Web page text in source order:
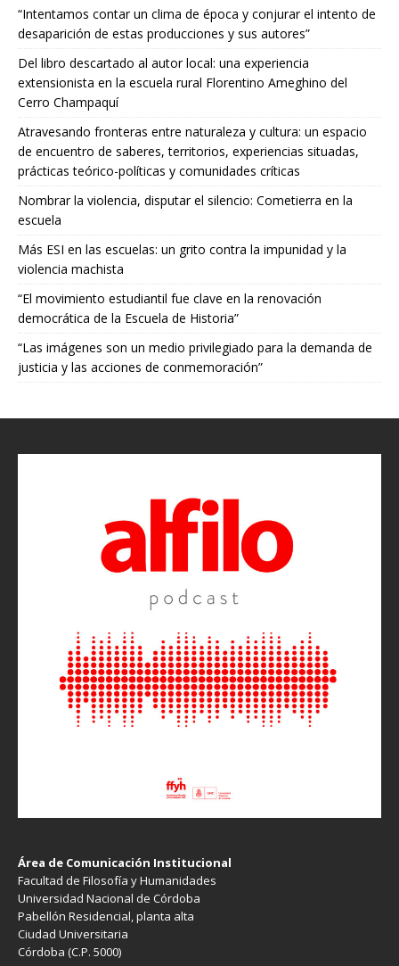
“Intentamos contar un clima de época y conjurar el intento de
desaparición de estas producciones y sus autores”
Del libro descartado al autor local: una experiencia
extensionista en la escuela rural Florentino Ameghino del
Cerro Champaquí
Atravesando fronteras entre naturaleza y cultura: un espacio
de encuentro de saberes, territorios, experiencias situadas,
prácticas teórico-políticas y comunidades críticas
Nombrar la violencia, disputar el silencio: Cometierra en la
escuela
Más ESI en las escuelas: un grito contra la impunidad y la
violencia machista
“El movimiento estudiantil fue clave en la renovación
democrática de la Escuela de Historia”
“Las imágenes son un medio privilegiado para la demanda de
justicia y las acciones de conmemoración”
Área de Comunicación Institucional
Facultad de Filosofía y Humanidades
Universidad Nacional de Córdoba
Pabellón Residencial, planta alta
Ciudad Universitaria
Córdoba (C.P. 5000)